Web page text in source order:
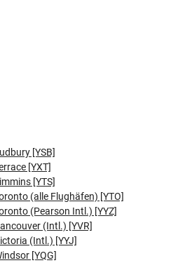
[YSB]
[YXT]
[YTS]
(alle Flughäfen) [YTO]
(Pearson Intl.) [YYZ]
(Intl.) [YVR]
(Intl.) [YYJ]
[YQG]